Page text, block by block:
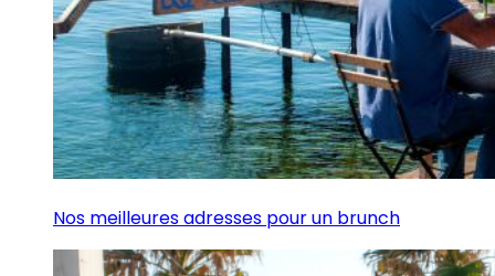
Nos meilleures adresses pour un brunch